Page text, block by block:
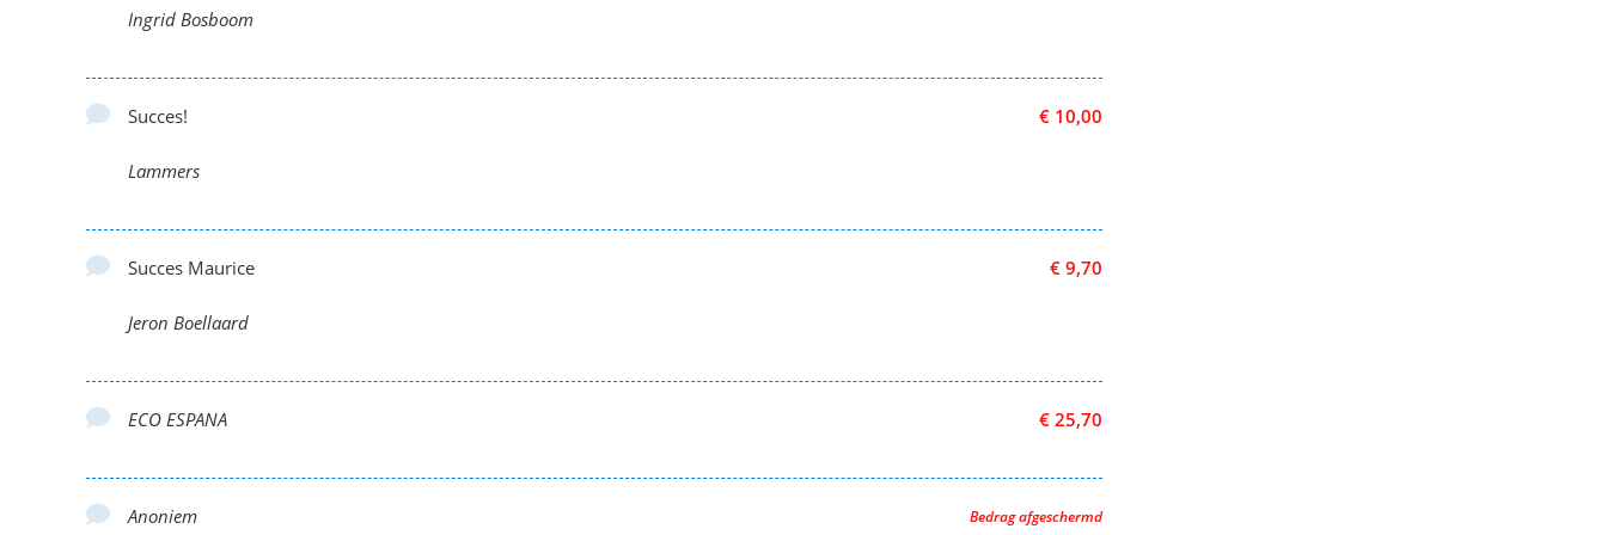
Ingrid Bosboom
€ 10,00
Succes!
Lammers
€ 9,70
Succes Maurice
Jeron Boellaard
€ 25,70
ECO ESPANA
Bedrag afgeschermd
Anoniem